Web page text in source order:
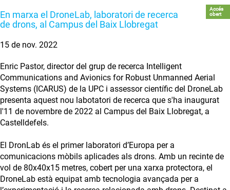
En marxa el DroneLab, laboratori de recerca
de drons, al Campus del Baix Llobregat
Accés
obert
15 de nov. 2022
Enric Pastor, director del grup de recerca Intelligent
Communications and Avionics for Robust Unmanned Aerial
Systems (ICARUS) de la UPC i assessor científic del DroneLab
presenta aquest nou labotatori de recerca que s'ha inaugurat
l'11 de novembre de 2022 al Campus del Baix Llobregat, a
Castelldefels.
El DronLab és el primer laboratori d’Europa per a
comunicacions mòbils aplicades als drons. Amb un recinte de
vol de 80x40x15 metres, cobert per una xarxa protectora, el
DroneLab està equipat amb tecnologia avançada per a